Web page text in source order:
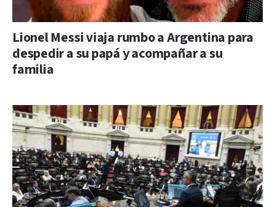
Lionel Messi viaja rumbo a Argentina para
despedir a su papá y acompañar a su
familia